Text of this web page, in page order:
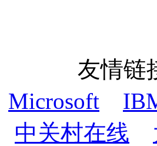
友情链
Microsoft
中关村在线